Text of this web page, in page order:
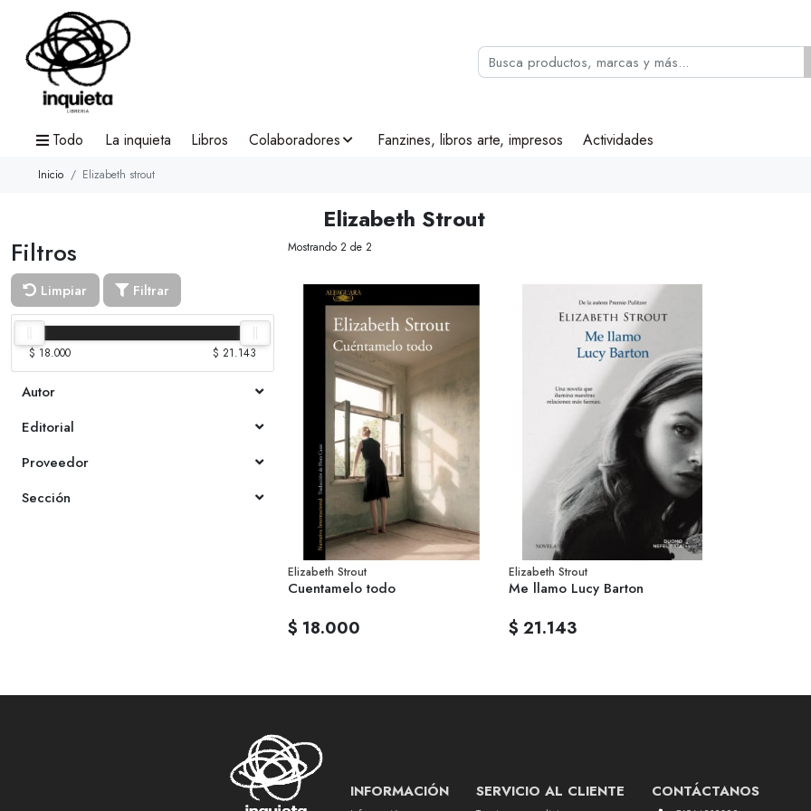
Todo La inquieta Libros Colaboradores Fanzines, libros arte, impresos Actividades
Inicio Elizabeth strout
Elizabeth Strout
Filtros
Limpiar Filtrar
$ 18.000 $ 21.143
Autor
Editorial
Proveedor
Sección
Mostrando 2 de 2
Elizabeth Strout
Cuentamelo todo
$ 18.000
Elizabeth Strout
Me llamo Lucy Barton
$ 21.143
INFORMACIÓN SERVICIO AL CLIENTE CONTÁCTANOS